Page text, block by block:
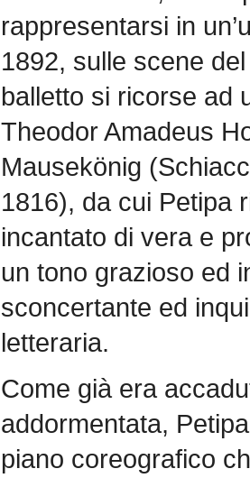
rappresentarsi in
1892, sulle scene
balletto si ricorse ad
Theodor Amadeus
Mausekönig
1816), da cui Petipa
incantato di vera e
un tono grazioso ed
sconcertante ed
letteraria.
Come già era
addormentata,
piano coreografico